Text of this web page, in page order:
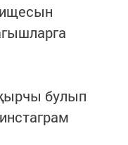
булып